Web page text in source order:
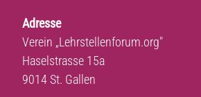
Adresse
Verein „Lehrstellenforum.org"
Haselstrasse 15a
9014 St. Gallen